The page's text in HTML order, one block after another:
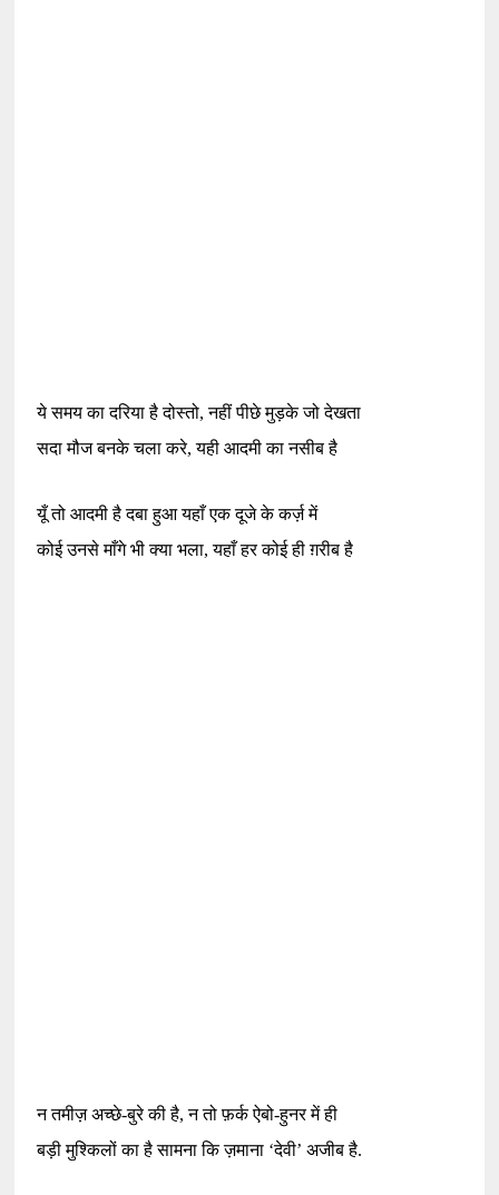
ये समय का दरिया है दोस्तो, नहीं पीछे मुड़के जो देखता
सदा मौज बनके चला करे, यही आदमी का नसीब है
यूँ तो आदमी है दबा हुआ यहाँ एक दूजे के कर्ज़ में
कोई उनसे माँगे भी क्या भला, यहाँ हर कोई ही ग़रीब है
न तमीज़ अच्छे-बुरे की है, न तो फ़र्क ऐबो-हुनर में ही
बड़ी मुश्किलों का है सामना कि ज़माना ‘देवी’ अजीब है.